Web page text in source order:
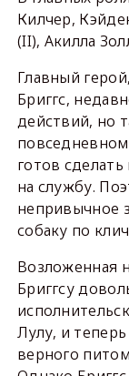
Килчер,
(II), Акилла
Главный
Бриггс,
действий, но
готов
на службу.
непривычное
собаку по
Возложенная
Бриггсу
Лулу, и
верного